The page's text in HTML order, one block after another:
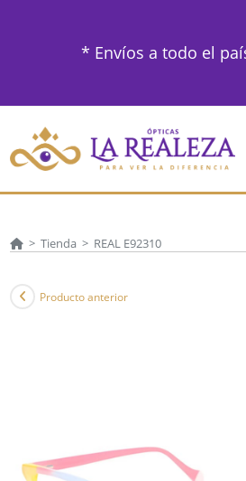
* Envíos a todo el
> Tienda > REAL E92310
Producto anterior